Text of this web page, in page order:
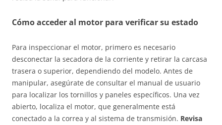
Cómo acceder al motor para verificar su estado
Para inspeccionar el motor, primero es necesario
desconectar la secadora de la corriente y retirar la carcasa
trasera o superior, dependiendo del modelo. Antes de
manipular, asegúrate de consultar el manual de usuario
para localizar los tornillos y paneles específicos. Una vez
abierto, localiza el motor, que generalmente está
conectado a la correa y al sistema de transmisión. Revisa